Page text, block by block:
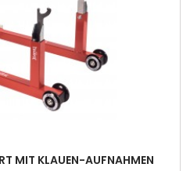
MIT KLAUEN-AUFNAHMEN